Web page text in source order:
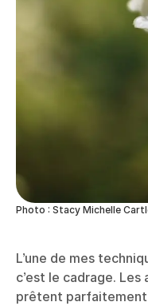
Photo : Stacy Michelle
L’une de mes
c’est le cadrage.
prêtent